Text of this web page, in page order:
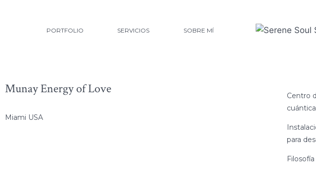
PORTFOLIO SERVICIOS SOBRE MÍ
Munay Energy of Love
Miami USA
Centro
para